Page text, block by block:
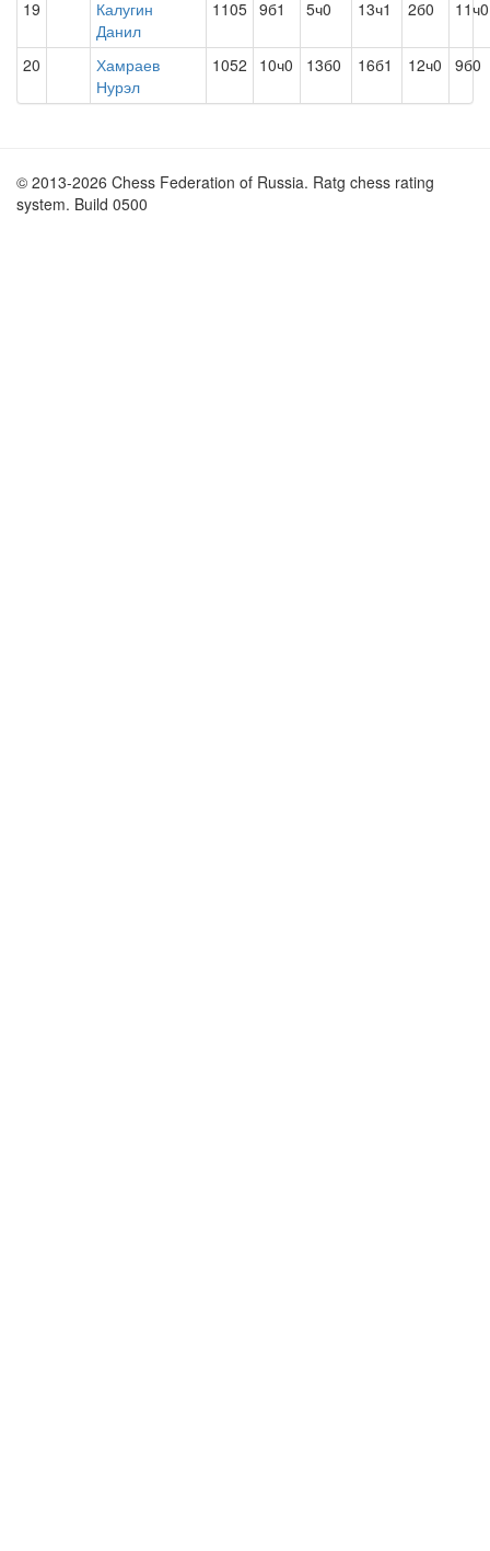
19
Калугин
Данил
1105 9б1 5ч0 13ч1 2б0 11ч0
20
Хамраев
Нурэл
1052 10ч0 13б0 16б1 12ч0 9б0
© 2013-2026 Chess Federation of Russia. Ratg chess rating
system. Build 0500